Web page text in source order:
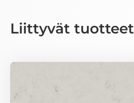
Liittyvät tuotteet